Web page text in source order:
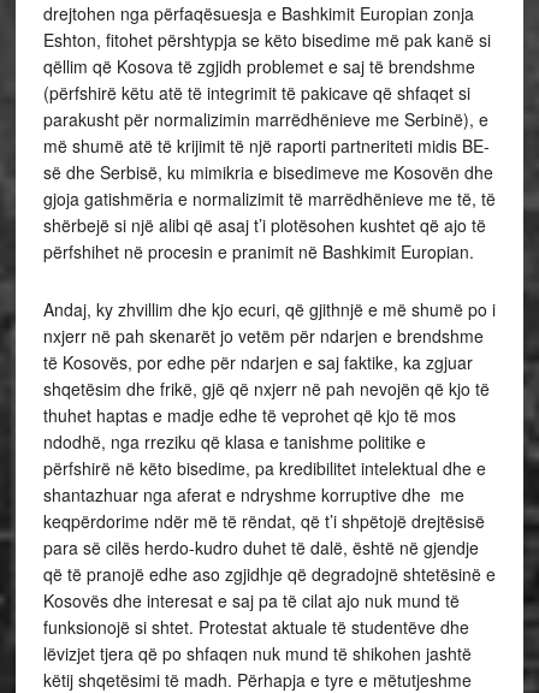
drejtohen nga përfaqësuesja e Bashkimit Europian zonja
Eshton, fitohet përshtypja se këto bisedime më pak kanë si
qëllim që Kosova të zgjidh problemet e saj të brendshme
(përfshirë këtu atë të integrimit të pakicave që shfaqet si
parakusht për normalizimin marrëdhënieve me Serbinë), e
më shumë atë të krijimit të një raporti partneriteti midis BE-
së dhe Serbisë, ku mimikria e bisedimeve me Kosovën dhe
gjoja gatishmëria e normalizimit të marrëdhënieve me të, të
shërbejë si një alibi që asaj t’i plotësohen kushtet që ajo të
përfshihet në procesin e pranimit në Bashkimit Europian.
Andaj, ky zhvillim dhe kjo ecuri, që gjithnjë e më shumë po i
nxjerr në pah skenarët jo vetëm për ndarjen e brendshme
të Kosovës, por edhe për ndarjen e saj faktike, ka zgjuar
shqetësim dhe frikë, gjë që nxjerr në pah nevojën që kjo të
thuhet haptas e madje edhe të veprohet që kjo të mos
ndodhë, nga rreziku që klasa e tanishme politike e
përfshirë në këto bisedime, pa kredibilitet intelektual dhe e
shantazhuar nga aferat e ndryshme korruptive dhe me
keqpërdorime ndër më të rëndat, që t’i shpëtojë drejtësisë
para së cilës herdo-kudro duhet të dalë, është në gjendje
që të pranojë edhe aso zgjidhje që degradojnë shtetësinë e
Kosovës dhe interesat e saj pa të cilat ajo nuk mund të
funksionojë si shtet. Protestat aktuale të studentëve dhe
lëvizjet tjera që po shfaqen nuk mund të shikohen jashtë
këtij shqetësimi të madh. Përhapja e tyre e mëtutjeshme